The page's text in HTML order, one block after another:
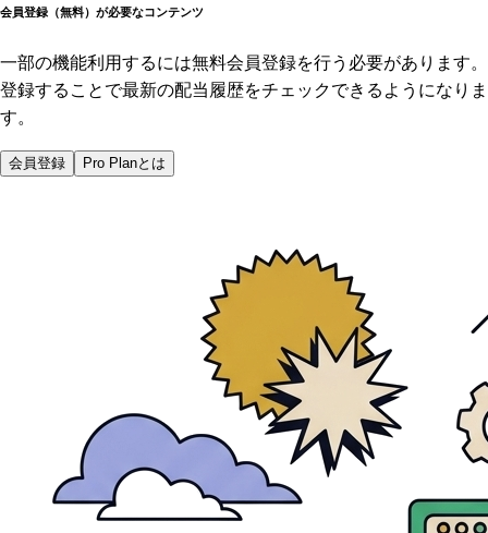
会員登録（無料）が必要なコンテンツ
一部の機能利用するには無料会員登録を行う必要があります。
登録することで最新の配当履歴をチェックできるようになりま
す。
会員登録 Pro Planとは